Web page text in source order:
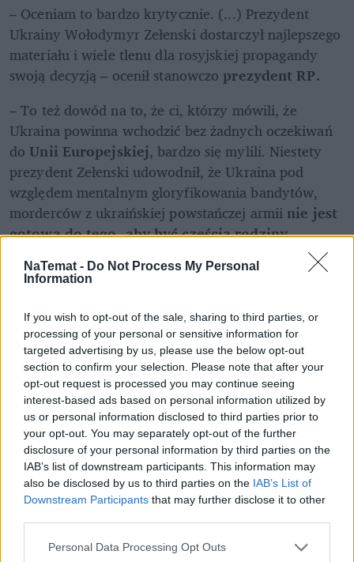
NaTemat - Do Not Process My Personal
Information
If you wish to opt-out of the sale, sharing to third parties, or
processing of your personal or sensitive information for
targeted advertising by us, please use the below opt-out
section to confirm your selection. Please note that after your
opt-out request is processed you may continue seeing
interest-based ads based on personal information utilized by
us or personal information disclosed to third parties prior to
your opt-out. You may separately opt-out of the further
disclosure of your personal information by third parties on the
IAB’s list of downstream participants. This information may
also be disclosed by us to third parties on the IAB’s List of
Downstream Participants that may further disclose it to other
Personal Data Processing Opt Outs
– Oceniam to bardzo krytycznie. (...) Prezydent
Ukrainy Wołodymyr Zełenski dostarczył najlepszego
materiału i wiele tlenu dla rosyjskiej propagandy
swoją decyzją – ocenił stanowczo prezydent RP.
– To też dowód na to, że ci, którzy mówili, że
Ukraina powinna wchodzić bez żadnych oczekiwań
do Unii Europejskiej, bardzo się mylili. Niestety
prezydent Zełenski udowodnił, że Ukraina pod
względem mentalnym gloryfikowania bandytów,
morderców z ukraińskiej powstańczej armii nie jest
gotowa do tego, aby być częścią rodziny
Bo w rodzinie europejskiej bandytów
i morderców, którzy mordowali kobiety i dzieci,
można gloryfikować UPA – podkreślił także Karol
Nawrocki.
REKLAMA